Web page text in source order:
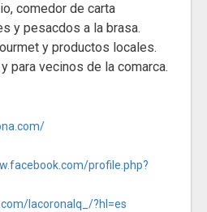
comedor de carta
y pesacdos a la brasa.
y productos locales.
para vecinos de la comarca.
profile.php?
lacoronalq_/?hl=es